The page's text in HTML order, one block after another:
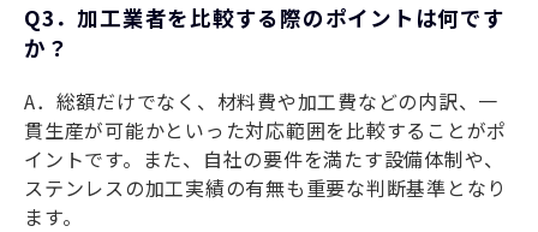
Q3．加工業者を比較する際のポイントは何です
か？
A．総額だけでなく、材料費や加工費などの内訳、一
貫生産が可能かといった対応範囲を比較することがポ
イントです。また、自社の要件を満たす設備体制や、
ステンレスの加工実績の有無も重要な判断基準となり
ます。